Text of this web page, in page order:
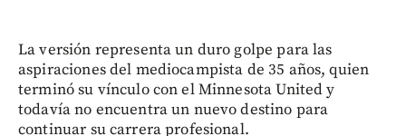
La versión representa un duro golpe para las
aspiraciones del mediocampista de 35 años, quien
terminó su vínculo con el Minnesota United y
todavía no encuentra un nuevo destino para
continuar su carrera profesional.